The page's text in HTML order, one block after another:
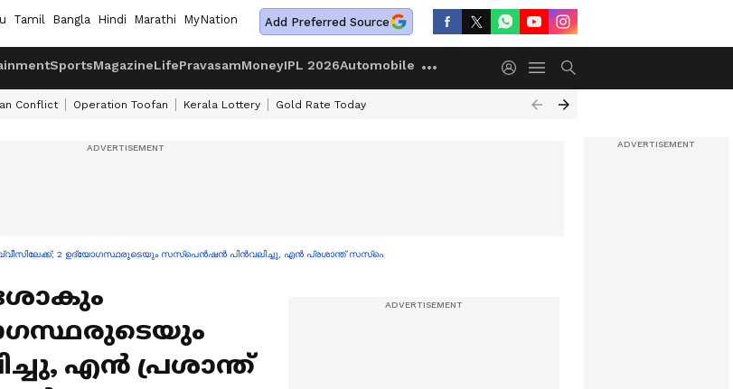
Tamil Bangla Hindi Marathi MyNation Add Preferred Source
SportsMagazineLifePravasamMoneyIPL 2026Automobile
Conflict Operation Toofan Kerala Lottery Gold Rate Today
2 ഉദ്യോഗസ്ഥരുടെയും സസ്പെന്‍ഷൻ പിൻവലിച്ചു, എൻ പ്രശാന്ത് സസ്പെൻഷനിലായിട്ട് 2 വര്‍ഷം
എൻ പ്രശാന്ത്